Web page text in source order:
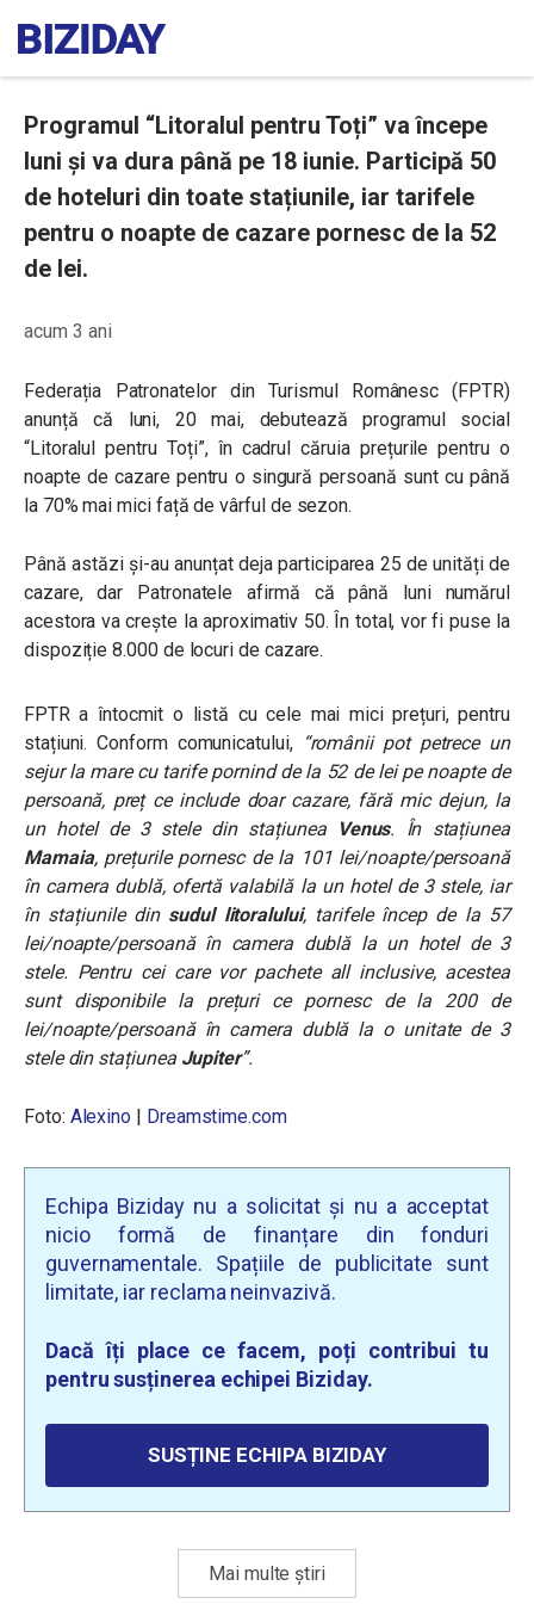
Programul “Litoralul pentru Toți” va începe
luni și va dura până pe 18 iunie. Participă 50
de hoteluri din toate stațiunile, iar tarifele
pentru o noapte de cazare pornesc de la 52
de lei.
acum 3 ani
Federația Patronatelor din Turismul Românesc (FPTR)
anunță că luni, 20 mai, debutează programul social
“Litoralul pentru Toți”, în cadrul căruia prețurile pentru o
noapte de cazare pentru o singură persoană sunt cu până
la 70% mai mici față de vârful de sezon.
Până astăzi și-au anunțat deja participarea 25 de unități de
cazare, dar Patronatele afirmă că până luni numărul
acestora va crește la aproximativ 50. În total, vor fi puse la
dispoziție 8.000 de locuri de cazare.
FPTR a întocmit o listă cu cele mai mici prețuri, pentru
stațiuni. Conform comunicatului, “românii pot petrece un
sejur la mare cu tarife pornind de la 52 de lei pe noapte de
persoană, preț ce include doar cazare, fără mic dejun, la
un hotel de 3 stele din stațiunea
Venus. În stațiunea
Mamaia, prețurile pornesc de la 101 lei/noapte/persoană
în camera dublă, ofertă valabilă la un hotel de 3 stele, iar
în stațiunile din sudul litoralului, tarifele încep de la 57
lei/noapte/persoană în camera dublă la un hotel de 3
stele. Pentru cei care vor pachete all inclusive, acestea
sunt disponibile la prețuri ce pornesc de la 200 de
lei/noapte/persoană în camera dublă la o unitate de 3
stele din stațiunea Jupiter”.
Foto: Alexino | Dreamstime.com
Echipa Biziday nu a solicitat și nu a acceptat
nicio formă de finanțare din fonduri
guvernamentale. Spațiile de publicitate sunt
limitate, iar reclama neinvazivă.
Dacă îți place ce facem, poți contribui tu
pentru susținerea echipei Biziday.
SUSȚINE ECHIPA BIZIDAY
Mai multe știri